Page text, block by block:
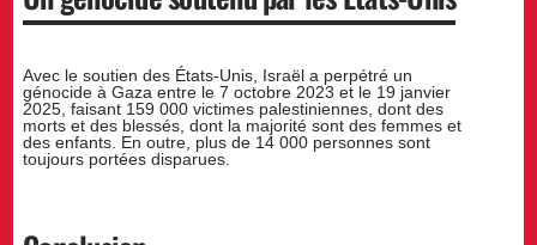
Avec le soutien des États-Unis, Israël a perpétré un
génocide à Gaza entre le 7 octobre 2023 et le 19 janvier
2025, faisant 159 000 victimes palestiniennes, dont des
morts et des blessés, dont la majorité sont des femmes et
des enfants. En outre, plus de 14 000 personnes sont
toujours portées disparues.